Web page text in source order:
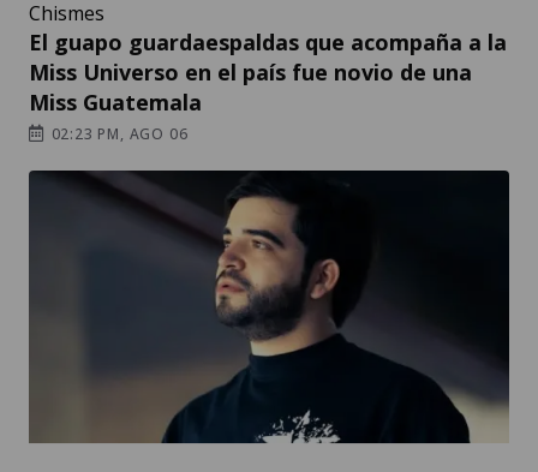
Chismes
El guapo guardaespaldas que acompaña a la
Miss Universo en el país fue novio de una
Miss Guatemala
02:23 PM, AGO 06